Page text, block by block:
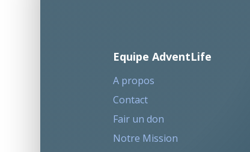
Equipe AdventLife
A propos
Contact
Fair un don
Notre Mission